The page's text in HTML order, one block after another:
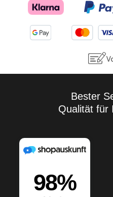
Bester
Qualität für